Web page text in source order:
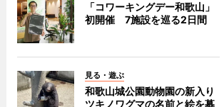
「コワーキングデー和歌山」
初開催 7施設を巡る2日間
見る・遊ぶ
和歌山城公園動物園の新入り
ツキノワグマの名前と絵を募